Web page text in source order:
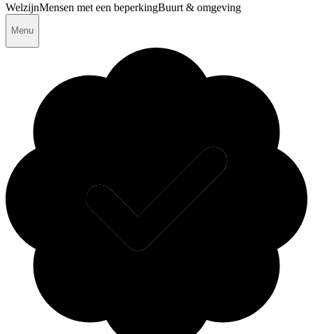
WelzijnMensen met een beperkingBuurt & omgeving
Menu